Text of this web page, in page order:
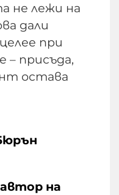
не лежи на
дали
при
– присъда,
остава
на